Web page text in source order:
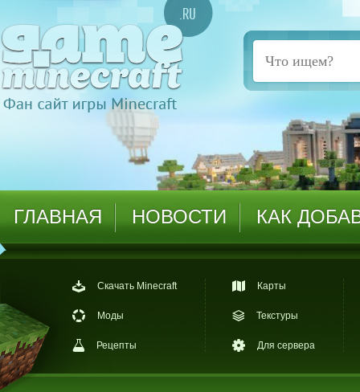
ГЛАВНАЯ НОВОСТИ КАК
Скачать Minecraft
Моды
Рецепты
Карты
Текстуры
Для сервера